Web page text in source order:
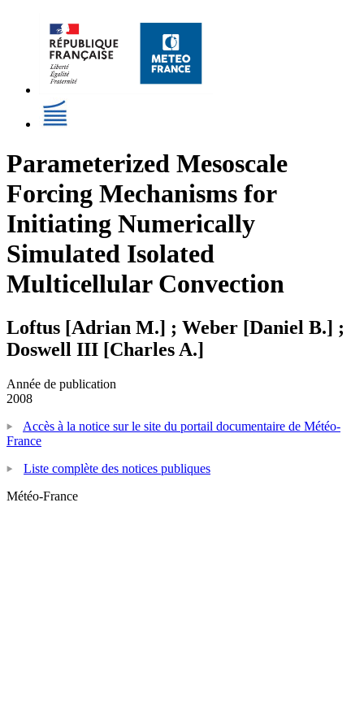
Parameterized Mesoscale
Forcing Mechanisms for
Initiating Numerically
Simulated Isolated
Multicellular Convection
Loftus [Adrian M.] ; Weber [Daniel B.] ;
Doswell III [Charles A.]
Année de publication
2008
Accès à la notice sur le site du portail documentaire de Météo-
France
Liste complète des notices publiques
Météo-France